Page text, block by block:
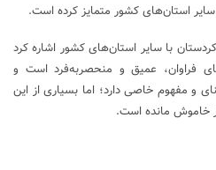
استان‌های کشور متمایز کرده است.
با سایر استان‌های کشور اشاره کرد
فراوان، عمیق و منحصربه‌فرد است و
مفهوم خاصی دارد؛ اما بسیاری از این
خاموش مانده است.